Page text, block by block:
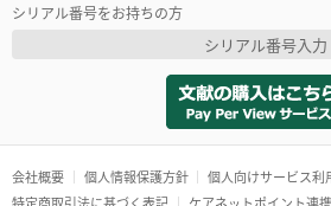
シリアル番号をお持ちの方
シリアル番号入力
会社概要 個人情報保護方針
個人向けサービス利